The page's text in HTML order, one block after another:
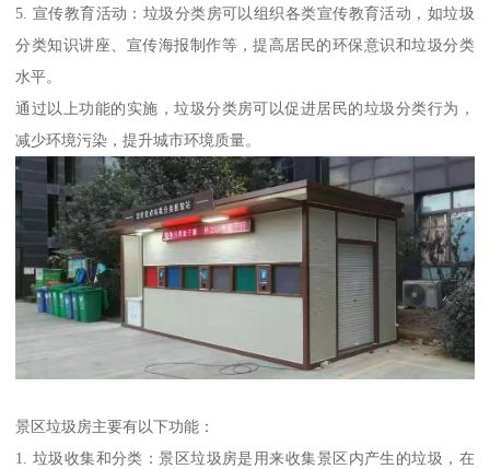
5. 宣传教育活动：垃圾分类房可以组织各类宣传教育活动，如垃圾
分类知识讲座、宣传海报制作等，提高居民的环保意识和垃圾分类
水平。
通过以上功能的实施，垃圾分类房可以促进居民的垃圾分类行为，
减少环境污染，提升城市环境质量。
景区垃圾房主要有以下功能：
1. 垃圾收集和分类：景区垃圾房是用来收集景区内产生的垃圾，在